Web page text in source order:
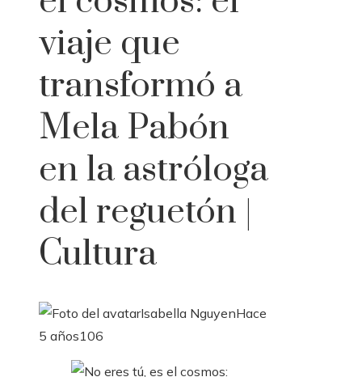
viaje que
transformó a
Mela Pabón
en la astróloga
del reguetón |
Cultura
Isabella NguyenHace
5 años106